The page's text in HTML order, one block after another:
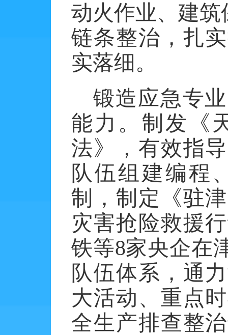
动火作业、建
链条整治，扎
实落细。
锻造应急专
能力。制发《
法》，有效指
队伍组建编程
制，制定《驻
灾害抢险救援
铁等8家央企在
队伍体系，通
大活动、重点
全生产排查整